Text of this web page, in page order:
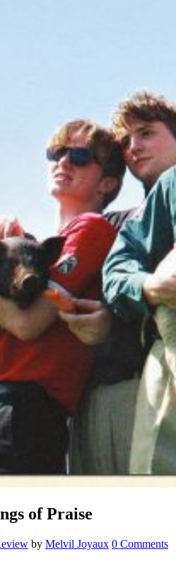
of Praise
by Melvil Joyaux 0 Comments